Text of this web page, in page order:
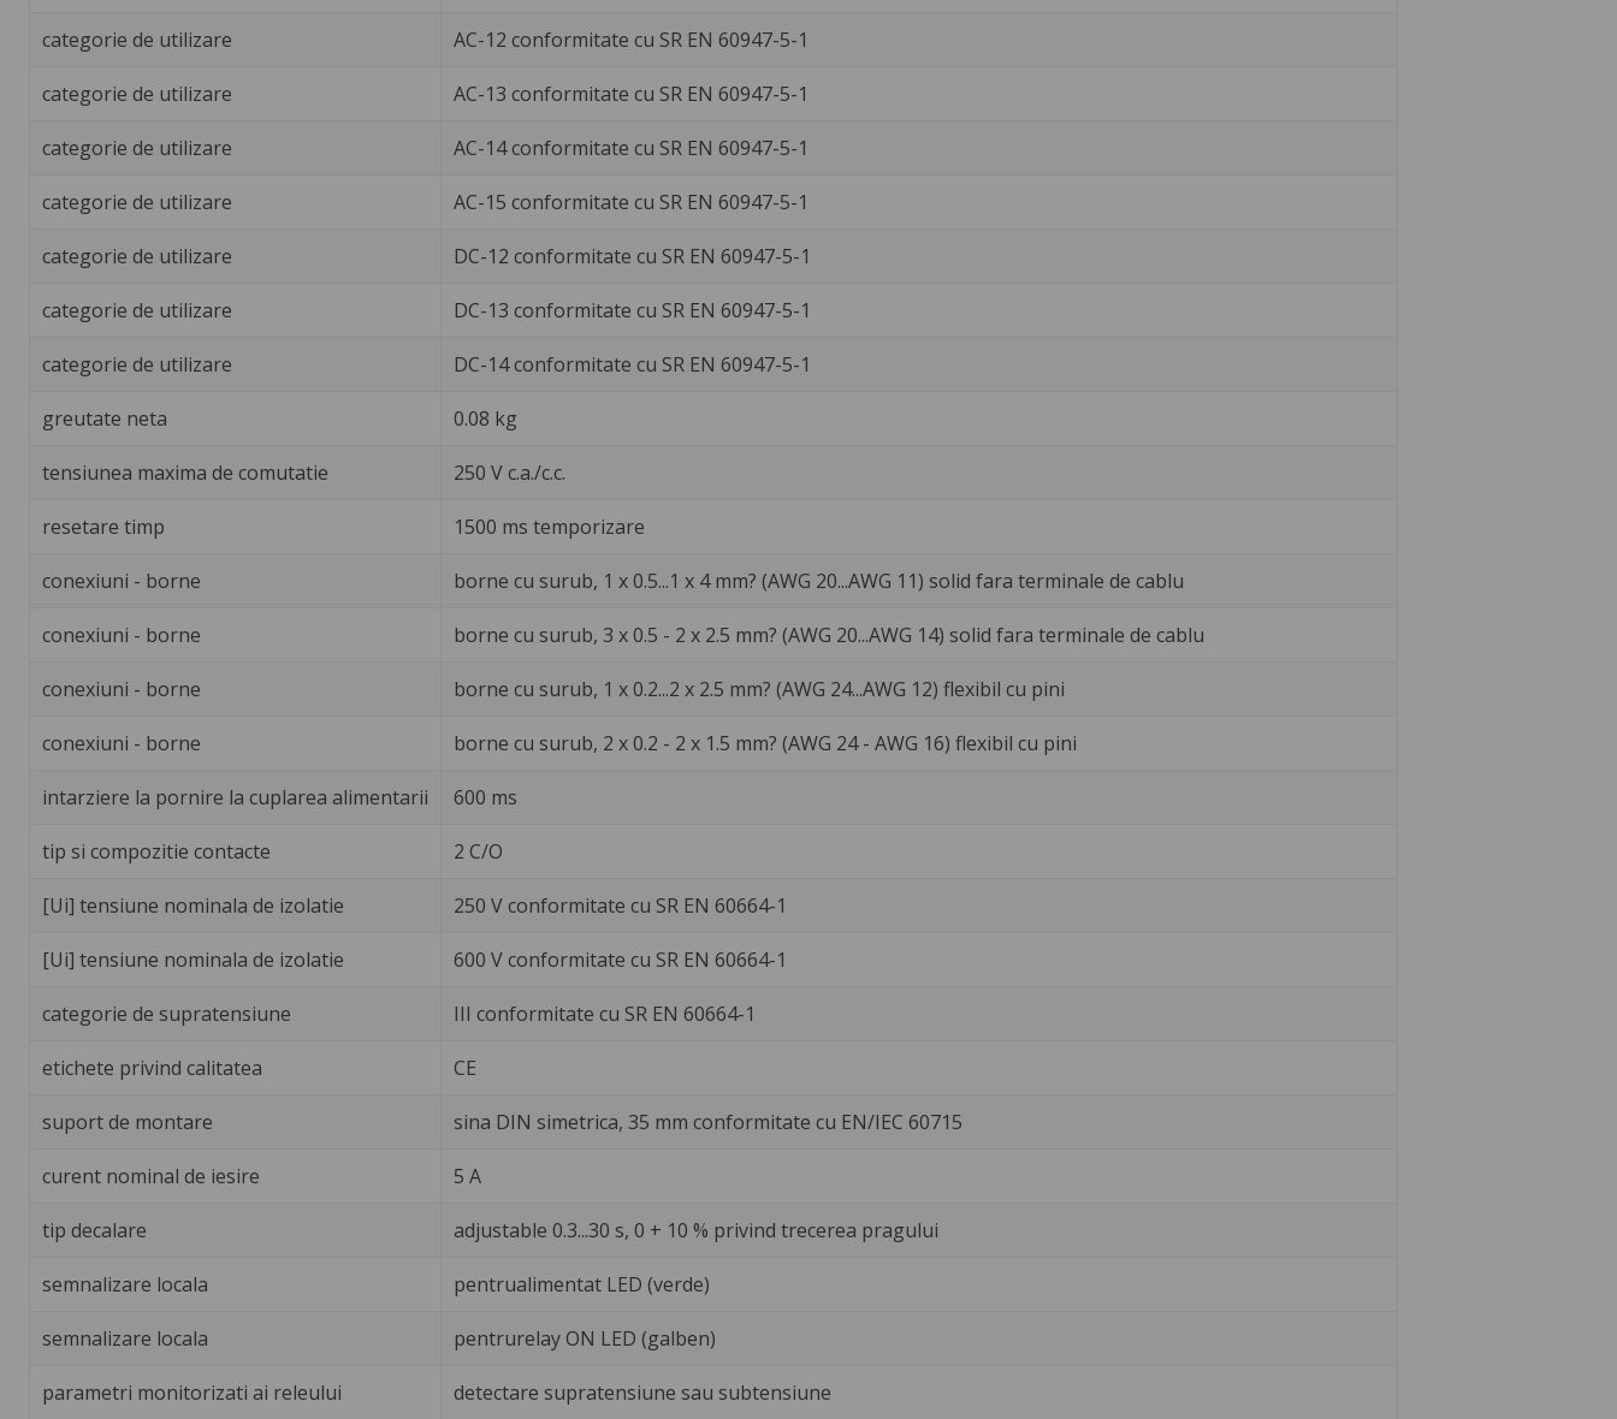
categorie de utilizare AC-12 conformitate cu SR EN 60947-5-1
categorie de utilizare AC-13 conformitate cu SR EN 60947-5-1
categorie de utilizare AC-14 conformitate cu SR EN 60947-5-1
categorie de utilizare AC-15 conformitate cu SR EN 60947-5-1
categorie de utilizare DC-12 conformitate cu SR EN 60947-5-1
categorie de utilizare DC-13 conformitate cu SR EN 60947-5-1
categorie de utilizare DC-14 conformitate cu SR EN 60947-5-1
greutate neta 0.08 kg
tensiunea maxima de comutatie 250 V c.a./c.c.
resetare timp 1500 ms temporizare
conexiuni - borne borne cu surub, 1 x 0.5...1 x 4 mm? (AWG 20...AWG 11) solid fara terminale de cablu
conexiuni - borne borne cu surub, 3 x 0.5 - 2 x 2.5 mm? (AWG 20...AWG 14) solid fara terminale de cablu
conexiuni - borne borne cu surub, 1 x 0.2...2 x 2.5 mm? (AWG 24...AWG 12) flexibil cu pini
conexiuni - borne borne cu surub, 2 x 0.2 - 2 x 1.5 mm? (AWG 24 - AWG 16) flexibil cu pini
intarziere la pornire la cuplarea alimentarii 600 ms
tip si compozitie contacte 2 C/O
[Ui] tensiune nominala de izolatie 250 V conformitate cu SR EN 60664-1
[Ui] tensiune nominala de izolatie 600 V conformitate cu SR EN 60664-1
categorie de supratensiune III conformitate cu SR EN 60664-1
etichete privind calitatea CE
suport de montare sina DIN simetrica, 35 mm conformitate cu EN/IEC 60715
curent nominal de iesire 5 A
tip decalare adjustable 0.3...30 s, 0 + 10 % privind trecerea pragului
semnalizare locala pentrualimentat LED (verde)
semnalizare locala pentrurelay ON LED (galben)
parametri monitorizati ai releului detectare supratensiune sau subtensiune